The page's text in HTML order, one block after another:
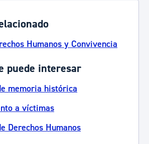
Humanos y Convivencia
puede interesar
memoria histórica
a víctimas
Derechos Humanos